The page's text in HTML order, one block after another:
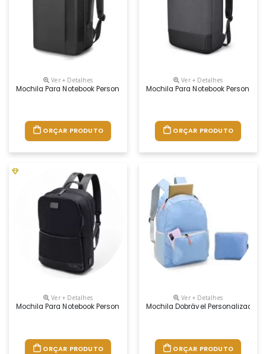
Ver + Detalhes
Mochila Para Notebook Personalizada
ORÇAR PRODUTO
Ver + Detalhes
Mochila Para Notebook
ORÇAR PRODUTO
Ver + Detalhes
Mochila Para Notebook Personalizada
ORÇAR PRODUTO
Ver + Detalhes
Mochila Dobrável Personalizada
ORÇAR PRODUTO